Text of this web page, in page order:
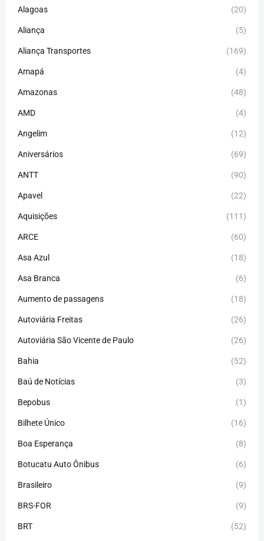
Alagoas (20)
Aliança (5)
Aliança Transportes (169)
Amapá (4)
Amazonas (48)
AMD (4)
Angelim (12)
Aniversários (69)
ANTT (90)
Apavel (22)
Aquisições (111)
ARCE (60)
Asa Azul (18)
Asa Branca (6)
Aumento de passagens (18)
Autoviária Freitas (26)
Autoviária São Vicente de Paulo (26)
Bahia (52)
Baú de Notícias (3)
Bepobus (1)
Bilhete Único (16)
Boa Esperança (8)
Botucatu Auto Ônibus (6)
Brasileiro (9)
BRS-FOR (9)
BRT (52)